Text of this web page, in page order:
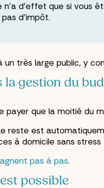
n'a d'effet que si vous
d'impôt.
très large public, y
la gestion du
payer que la moitié du
reste est
à domicile sans stress
pas à pas.
possible